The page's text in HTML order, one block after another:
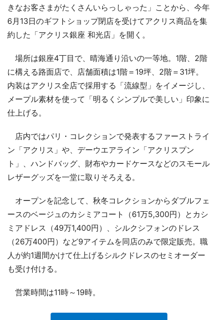
きなお客さまがたくさんいらっしゃった」ことから、今年
6月13日のギフトショップ閉店を受けてアクリス商品を集
約した「アクリス銀座 和光店」を開く。
場所は銀座4丁目で、晴海通り沿いの一等地。1階、2階
に構える路面店で、店舗面積は1階＝19坪、2階＝31坪。
内装はアクリス全店で採用する「流線型」をイメージし、
メープル素材を使って「明るくシンプルで美しい」印象に
仕上げる。
店内ではパリ・コレクションで発表するファーストライ
ン「アクリス」や、デーウエアライン「アクリスプン
ト」、ハンドバッグ、財布やカードケースなどのスモール
レザーグッズを一堂に取りそろえる。
オープンを記念して、秋冬コレクションからダブルフェ
ースのベージュのカシミアコート（61万5,300円）とカシ
ミアドレス（49万1,400円）、シルクシフォンのドレス
（26万400円）など9アイテムを同店のみで限定販売。職
人が約1週間かけて仕上げるシルクドレスのセミオーダー
も受け付ける。
営業時間は11時～19時。